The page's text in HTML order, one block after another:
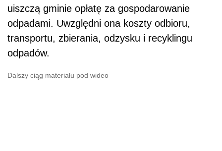
uiszczą gminie opłatę za gospodarowanie
odpadami. Uwzględni ona koszty odbioru,
transportu, zbierania, odzysku i recyklingu
odpadów.
Dalszy ciąg materiału pod wideo